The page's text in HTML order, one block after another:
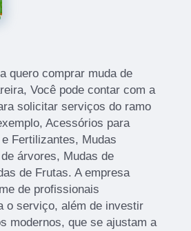
quero comprar muda de
Você pode contar com a
solicitar serviços do ramo
Acessórios para
Fertilizantes, Mudas
árvores, Mudas de
de Frutas. A empresa
de profissionais
o serviço, além de investir
modernos, que se ajustam a